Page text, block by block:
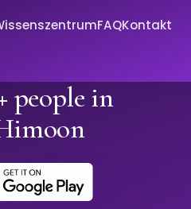
FAQKontakt
people in